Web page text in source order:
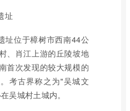
址
址位于樟树市西南44公
、肖江上游的丘陵坡地
首次发现的较大规模的
考古界称之为"吴城文
吴城村土城内。